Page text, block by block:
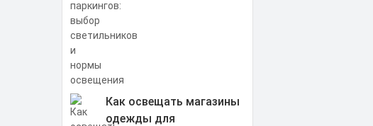
Как освещать магазины
одежды для